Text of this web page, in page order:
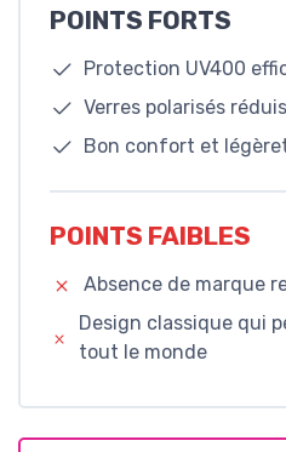
POINTS FORTS
Protection UV400
Verres polarisés
Bon confort et
POINTS FAIBLES
Absence de marque
Design classique qui
tout le monde